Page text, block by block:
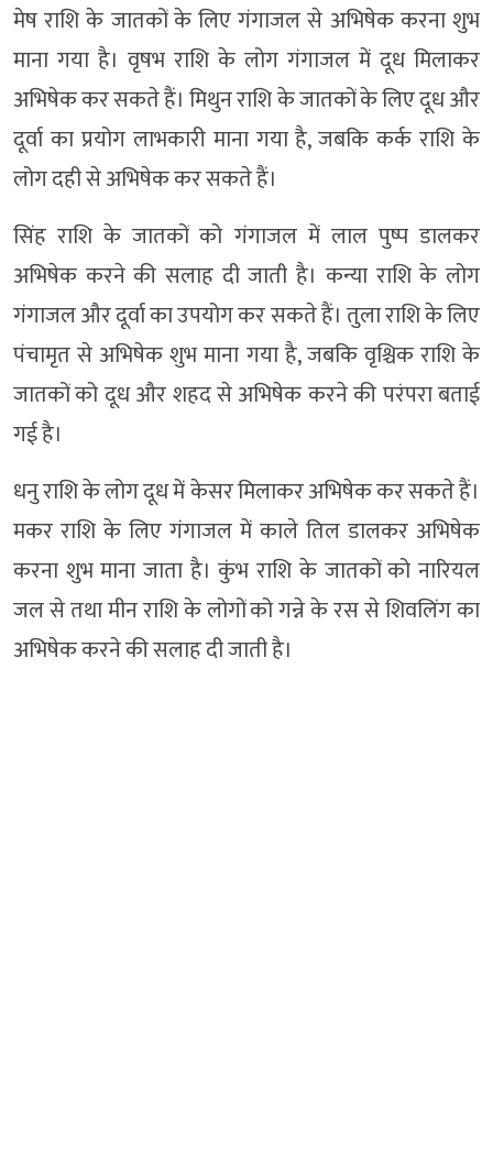
मेष राशि के जातकों के लिए गंगाजल से अभिषेक करना शुभ
माना गया है। वृषभ राशि के लोग गंगाजल में दूध मिलाकर
अभिषेक कर सकते हैं। मिथुन राशि के जातकों के लिए दूध और
दूर्वा का प्रयोग लाभकारी माना गया है, जबकि कर्क राशि के
लोग दही से अभिषेक कर सकते हैं।
सिंह राशि के जातकों को गंगाजल में लाल पुष्प डालकर
अभिषेक करने की सलाह दी जाती है। कन्या राशि के लोग
गंगाजल और दूर्वा का उपयोग कर सकते हैं। तुला राशि के लिए
पंचामृत से अभिषेक शुभ माना गया है, जबकि वृश्चिक राशि के
जातकों को दूध और शहद से अभिषेक करने की परंपरा बताई
गई है।
धनु राशि के लोग दूध में केसर मिलाकर अभिषेक कर सकते हैं।
मकर राशि के लिए गंगाजल में काले तिल डालकर अभिषेक
करना शुभ माना जाता है। कुंभ राशि के जातकों को नारियल
जल से तथा मीन राशि के लोगों को गन्ने के रस से शिवलिंग का
अभिषेक करने की सलाह दी जाती है।